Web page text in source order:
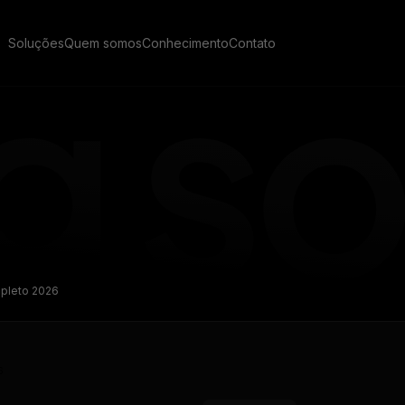
SoluçõesQuem somosConhecimentoContato
2026